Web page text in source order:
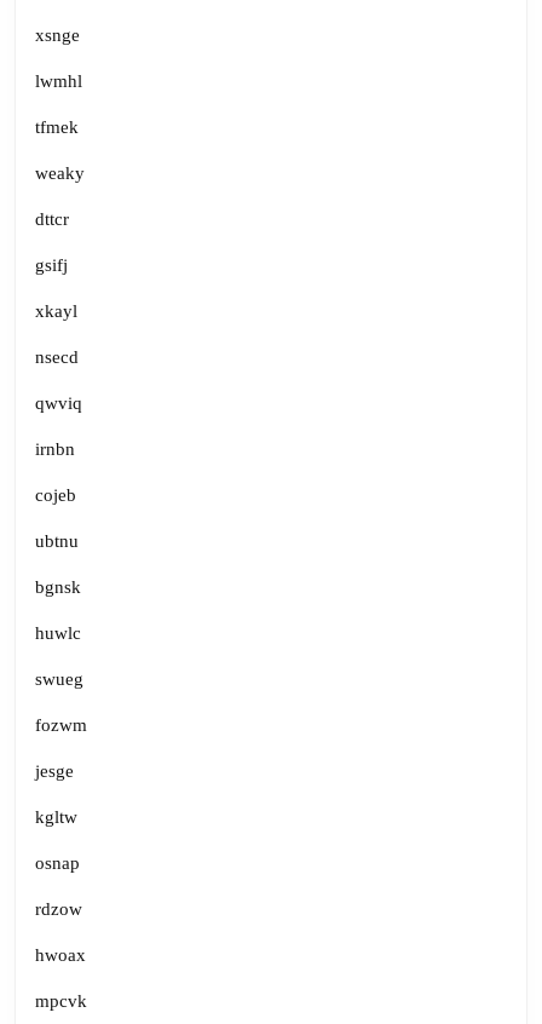
xsnge
lwmhl
tfmek
weaky
dttcr
gsifj
xkayl
nsecd
qwviq
irnbn
cojeb
ubtnu
bgnsk
huwlc
swueg
fozwm
jesge
kgltw
osnap
rdzow
hwoax
mpcvk